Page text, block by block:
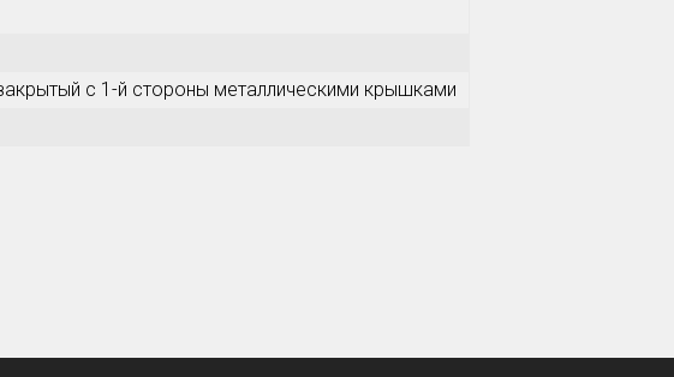
с 1-й стороны металлическими крышками